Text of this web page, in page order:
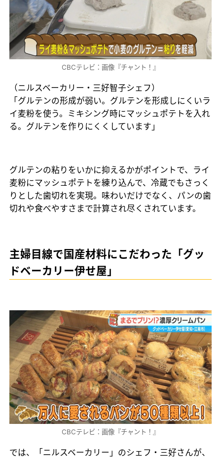
CBCテレビ：画像『チャント！』
（ニルスベーカリー・三好智子シェフ）
「グルテンの形成が弱い。グルテンを形成しにくいラ
イ麦粉を使う。ミキシング時にマッシュポテトを入れ
る。グルテンを作りにくくしています」
グルテンの粘りをいかに抑えるかがポイントで、ライ
麦粉にマッシュポテトを練り込んで、冷蔵でもさっく
りとした歯切れを実現。味わいだけでなく、パンの歯
切れや食べやすさまで計算され尽くされています。
主婦目線で国産材料にこだわった「グッ
ドベーカリー伊せ屋」
CBCテレビ：画像『チャント！』
では、「ニルスベーカリー」のシェフ・三好さんが、